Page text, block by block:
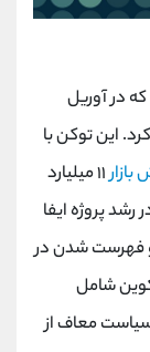
در آوریل
این توکن با
بازار ۱۱ میلیارد
پروژه ایفا
فهرست شدن در
شامل
معاف از